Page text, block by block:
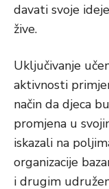
davati svoje
žive.
Uključivanje
aktivnosti
način da djeca
promjena u
iskazali na
organizacije
i drugim